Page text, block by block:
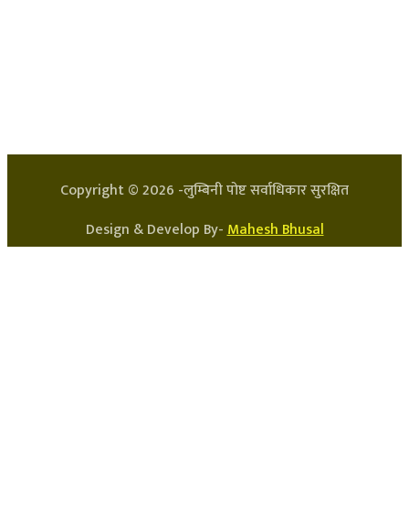
Copyright ©2026 -लुम्बिनी पोष्ट सर्वाधिकार सुरक्षित
Design & Develop By-Mahesh Bhusal